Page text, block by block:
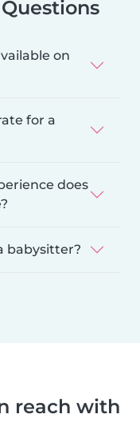
on
for a
does
babysitter?
reach with